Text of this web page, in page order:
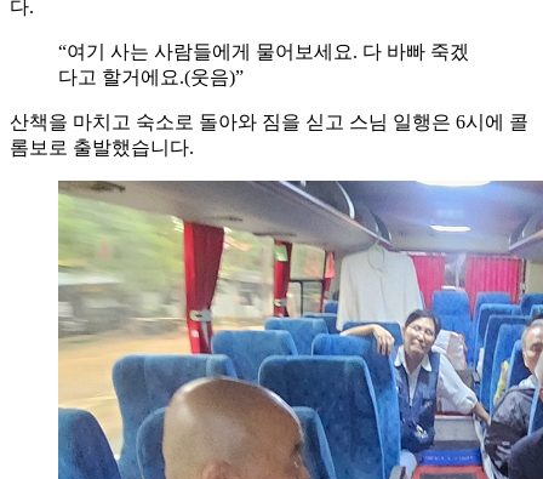
다.
“여기 사는 사람들에게 물어보세요. 다 바빠 죽겠
다고 할거에요.(웃음)”
산책을 마치고 숙소로 돌아와 짐을 싣고 스님 일행은 6시에 콜
롬보로 출발했습니다.